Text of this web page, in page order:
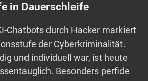
in Dauerschleife
Chatbots durch Hacker markiert
der Cyberkriminalität.
und individuell war, ist heute
Besonders perfide